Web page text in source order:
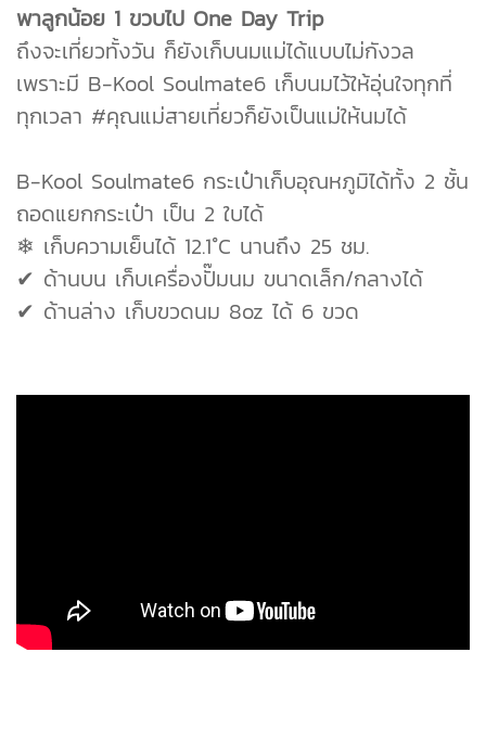
พาลูกน้อย 1 ขวบไป One Day Trip
ถึงจะเที่ยวทั้งวัน ก็ยังเก็บนมแม่ได้แบบไม่กังวล
เพราะมี B-Kool Soulmate6 เก็บนมไว้ให้อุ่นใจทุกที่
ทุกเวลา #คุณแม่สายเที่ยวก็ยังเป็นแม่ให้นมได้
B-Kool Soulmate6 กระเป๋าเก็บอุณหภูมิได้ทั้ง 2 ชั้น
ถอดแยกกระเป๋า เป็น 2 ใบได้
❄ เก็บความเย็นได้ 12.1°C นานถึง 25 ชม.
✔ ด้านบน เก็บเครื่องปั๊มนม ขนาดเล็ก/กลางได้
✔ ด้านล่าง เก็บขวดนม 8oz ได้ 6 ขวด